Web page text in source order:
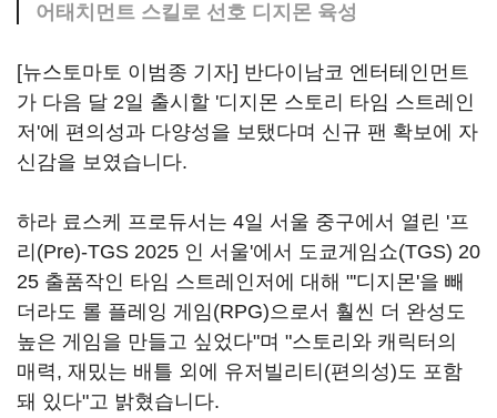
어태치먼트 스킬로 선호 디지몬 육성
[뉴스토마토 이범종 기자] 반다이남코 엔터테인먼트
가 다음 달 2일 출시할 '디지몬 스토리 타임 스트레인
저'에 편의성과 다양성을 보탰다며 신규 팬 확보에 자
신감을 보였습니다.
하라 료스케 프로듀서는 4일 서울 중구에서 열린 '프
리(Pre)-TGS 2025 인 서울'에서 도쿄게임쇼(TGS) 20
25 출품작인 타임 스트레인저에 대해 "'디지몬'을 빼
더라도 롤 플레잉 게임(RPG)으로서 훨씬 더 완성도
높은 게임을 만들고 싶었다"며 "스토리와 캐릭터의
매력, 재밌는 배틀 외에 유저빌리티(편의성)도 포함
돼 있다"고 밝혔습니다.